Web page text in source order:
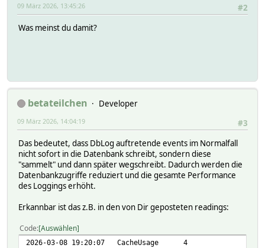
#2
09 März 2026, 13:45:26
Was meinst du damit?
betateilchen
Developer
#3
09 März 2026, 14:04:19
Das bedeutet, dass DbLog auftretende events im Normalfall
nicht sofort in die Datenbank schreibt, sondern diese
"sammelt" und dann später wegschreibt. Dadurch werden die
Datenbankzugriffe reduziert und die gesamte Performance
des Loggings erhöht.
Erkannbar ist das z.B. in den von Dir geposteten readings:
Code Auswählen
2026-03-08 19:20:07 CacheUsage 4